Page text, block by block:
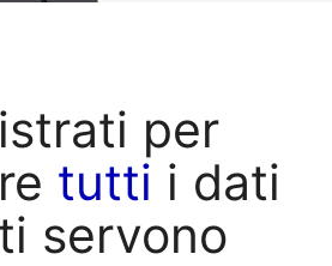
per
tutti i dati
servono